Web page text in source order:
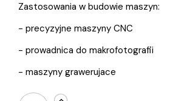
Zastosowania w budowie maszyn:
- precyzyjne maszyny CNC
- prowadnica do makrofotografii
- maszyny grawerujace